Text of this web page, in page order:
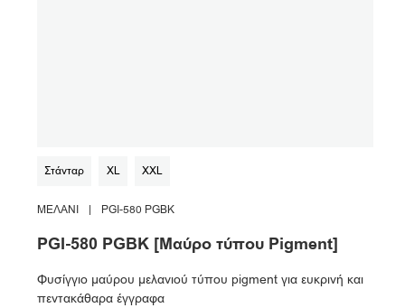
Στάνταρ XL XXL
ΜΕΛΆΝΙ | PGI-580 PGBK
PGI-580 PGBK [Μαύρο τύπου Pigment]
Φυσίγγιο μαύρου μελανιού τύπου pigment για ευκρινή και
πεντακάθαρα έγγραφα